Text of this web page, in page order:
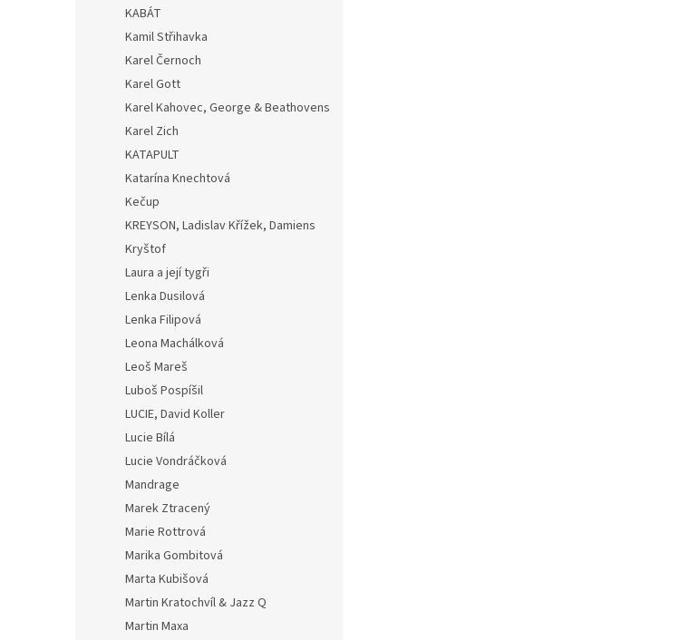
KABÁT
Kamil Střihavka
Karel Černoch
Karel Gott
Karel Kahovec, George & Beathovens
Karel Zich
KATAPULT
Katarína Knechtová
Kečup
KREYSON, Ladislav Křížek, Damiens
Kryštof
Laura a její tygři
Lenka Dusilová
Lenka Filipová
Leona Machálková
Leoš Mareš
Luboš Pospíšil
LUCIE, David Koller
Lucie Bílá
Lucie Vondráčková
Mandrage
Marek Ztracený
Marie Rottrová
Marika Gombitová
Marta Kubišová
Martin Kratochvíl & Jazz Q
Martin Maxa